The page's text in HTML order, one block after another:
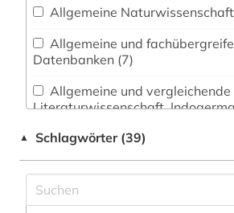
Datenbanken (7)
Literaturwissenschaft.
Anglistik. Amerikanistik (1)
Architektur, Bauingenieur- und
Vermessungswesen (8)
▲ Schlagwörter (39)